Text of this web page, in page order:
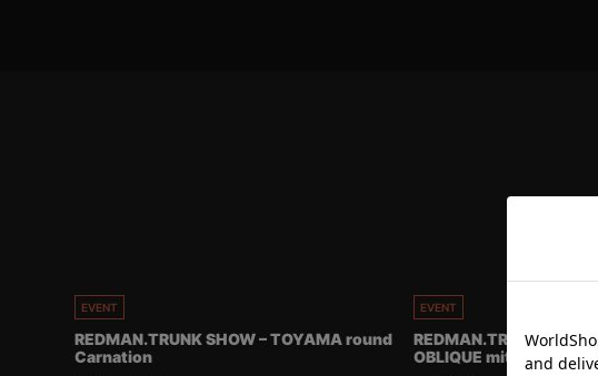
EVENT
REDMAN.TRUNK SHOW – TOYAMA round
Carnation
EVENT
REDMAN.TRUNK
OBLIQUE mito